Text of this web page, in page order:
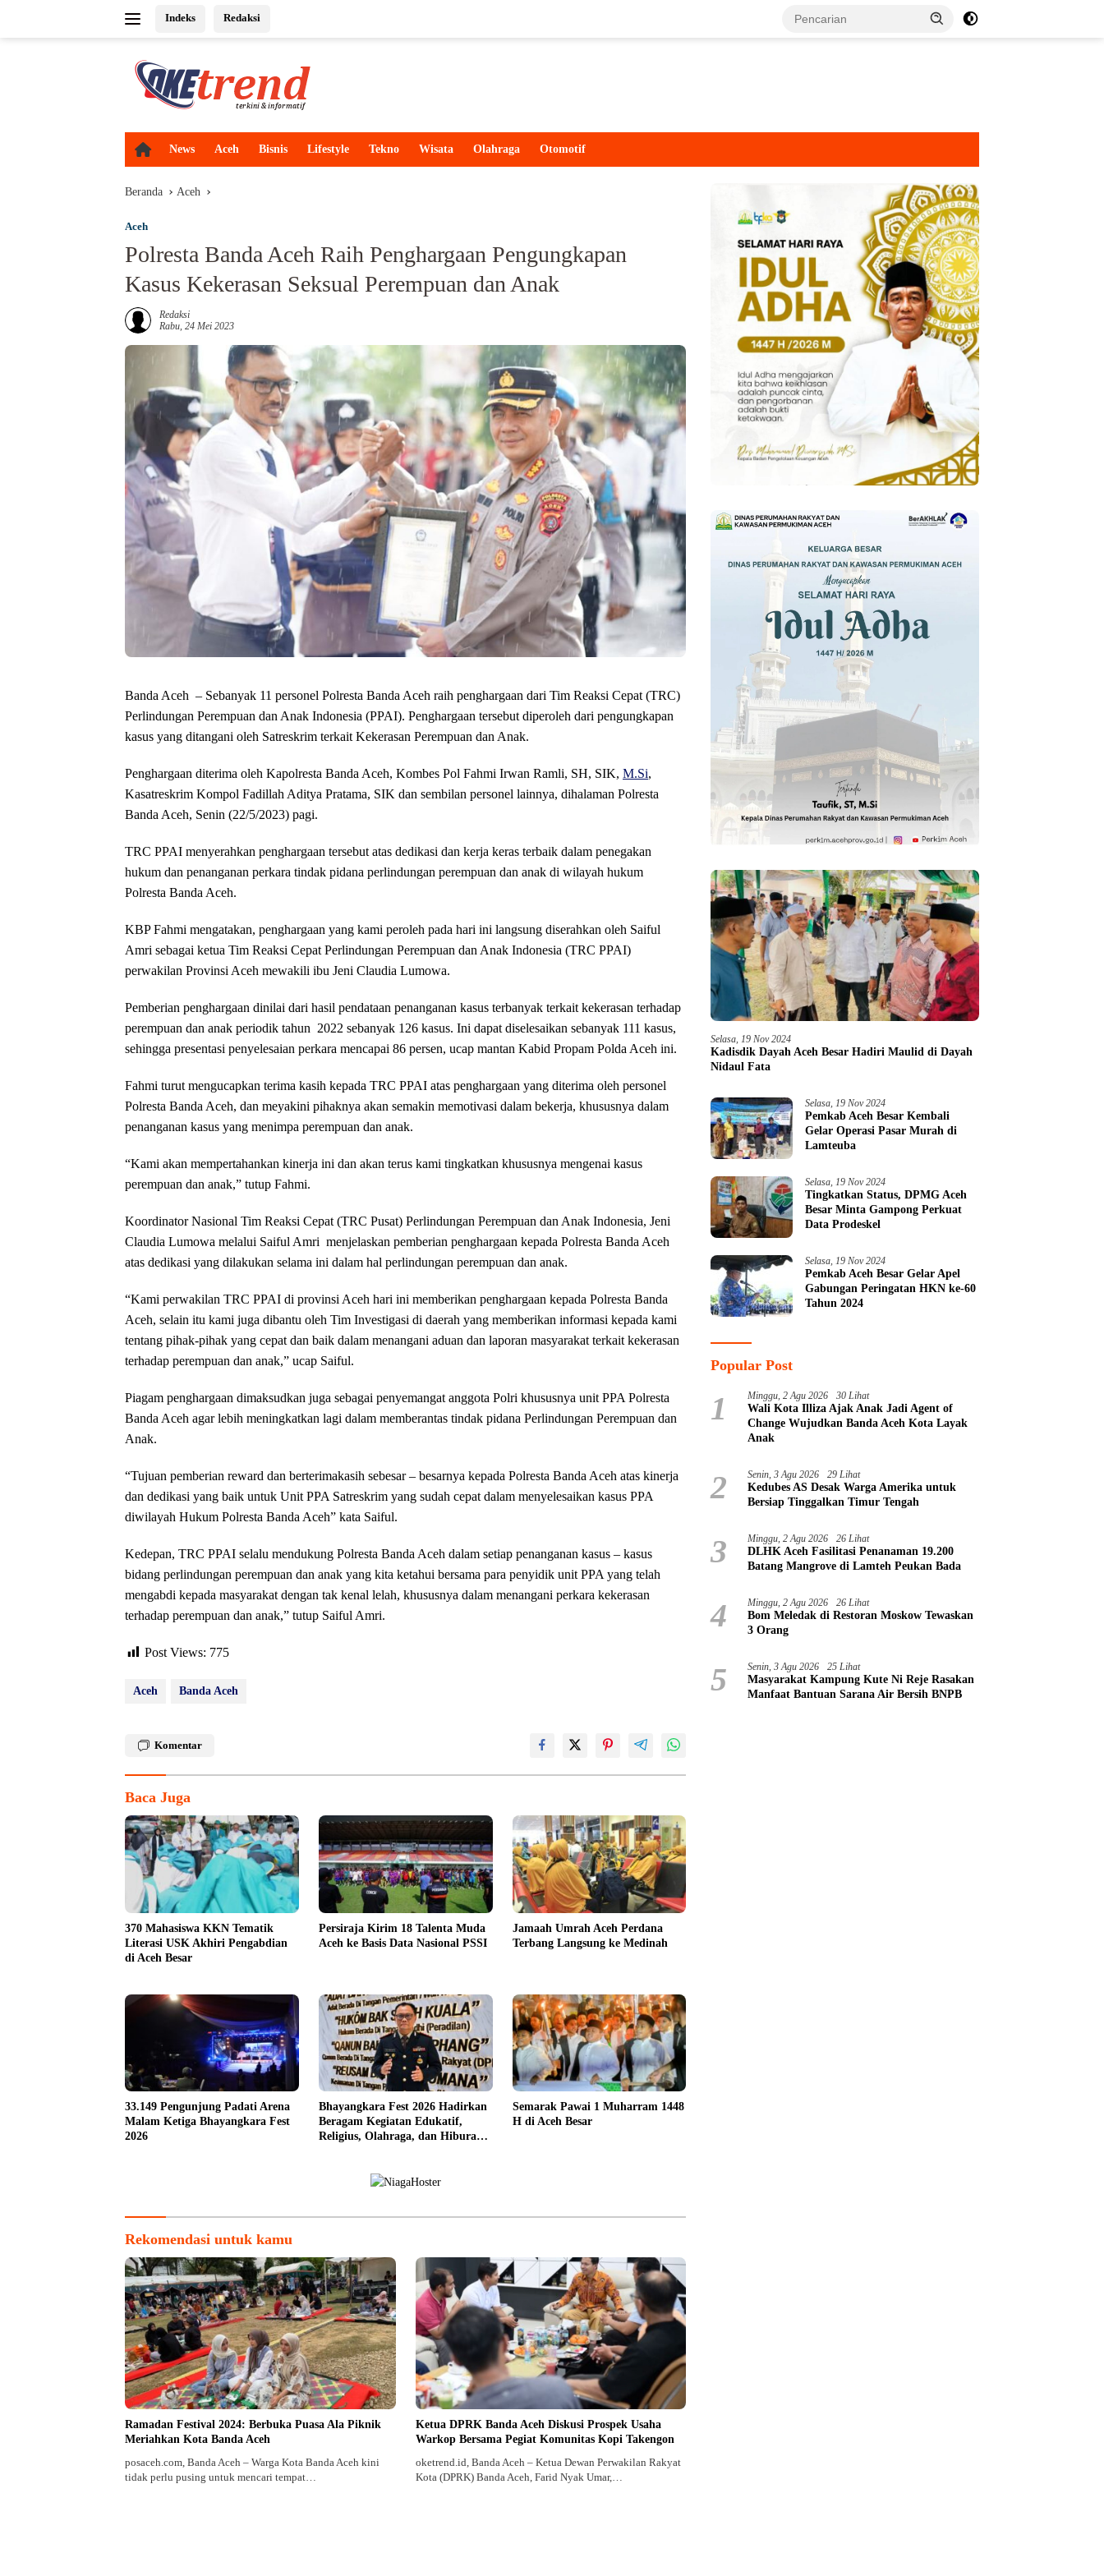
Indeks Redaksi
H
e
News Aceh Bisnis Lifestyle Tekno Wisata Olahraga Otomotif
Beranda Aceh
Aceh
Polresta Banda Aceh Raih Penghargaan Pengungkapan
Kasus Kekerasan Seksual Perempuan dan Anak
Redaksi
Rabu, 24 Mei 2023
Banda Aceh – Sebanyak 11 personel Polresta Banda Aceh raih penghargaan dari Tim Reaksi Cepat (TRC)
Perlindungan Perempuan dan Anak Indonesia (PPAI). Penghargaan tersebut diperoleh dari pengungkapan
kasus yang ditangani oleh Satreskrim terkait Kekerasan Perempuan dan Anak.
Penghargaan diterima oleh Kapolresta Banda Aceh, Kombes Pol Fahmi Irwan Ramli, SH, SIK, M.Si,
Kasatreskrim Kompol Fadillah Aditya Pratama, SIK dan sembilan personel lainnya, dihalaman Polresta
Banda Aceh, Senin (22/5/2023) pagi.
TRC PPAI menyerahkan penghargaan tersebut atas dedikasi dan kerja keras terbaik dalam penegakan
hukum dan penanganan perkara tindak pidana perlindungan perempuan dan anak di wilayah hukum
Polresta Banda Aceh.
KBP Fahmi mengatakan, penghargaan yang kami peroleh pada hari ini langsung diserahkan oleh Saiful
Amri sebagai ketua Tim Reaksi Cepat Perlindungan Perempuan dan Anak Indonesia (TRC PPAI)
perwakilan Provinsi Aceh mewakili ibu Jeni Claudia Lumowa.
Pemberian penghargaan dinilai dari hasil pendataan penanganan kasus terbanyak terkait kekerasan terhadap
perempuan dan anak periodik tahun 2022 sebanyak 126 kasus. Ini dapat diselesaikan sebanyak 111 kasus,
sehingga presentasi penyelesaian perkara mencapai 86 persen, ucap mantan Kabid Propam Polda Aceh ini.
Fahmi turut mengucapkan terima kasih kepada TRC PPAI atas penghargaan yang diterima oleh personel
Polresta Banda Aceh, dan meyakini pihaknya akan semakin memotivasi dalam bekerja, khususnya dalam
penanganan kasus yang menimpa perempuan dan anak.
“Kami akan mempertahankan kinerja ini dan akan terus kami tingkatkan khususnya mengenai kasus
perempuan dan anak,” tutup Fahmi.
Koordinator Nasional Tim Reaksi Cepat (TRC Pusat) Perlindungan Perempuan dan Anak Indonesia, Jeni
Claudia Lumowa melalui Saiful Amri menjelaskan pemberian penghargaan kepada Polresta Banda Aceh
atas dedikasi yang dilakukan selama ini dalam hal perlindungan perempuan dan anak.
“Kami perwakilan TRC PPAI di provinsi Aceh hari ini memberikan penghargaan kepada Polresta Banda
Aceh, selain itu kami juga dibantu oleh Tim Investigasi di daerah yang memberikan informasi kepada kami
tentang pihak-pihak yang cepat dan baik dalam menangani aduan dan laporan masyarakat terkait kekerasan
terhadap perempuan dan anak,” ucap Saiful.
Piagam penghargaan dimaksudkan juga sebagai penyemangat anggota Polri khususnya unit PPA Polresta
Banda Aceh agar lebih meningkatkan lagi dalam memberantas tindak pidana Perlindungan Perempuan dan
Anak.
“Tujuan pemberian reward dan berterimakasih sebesar – besarnya kepada Polresta Banda Aceh atas kinerja
dan dedikasi yang baik untuk Unit PPA Satreskrim yang sudah cepat dalam menyelesaikan kasus PPA
diwilayah Hukum Polresta Banda Aceh” kata Saiful.
Kedepan, TRC PPAI selalu mendukung Polresta Banda Aceh dalam setiap penanganan kasus – kasus
bidang perlindungan perempuan dan anak yang kita ketahui bersama para penyidik unit PPA yang telah
mengabdi kepada masyarakat dengan tak kenal lelah, khususnya dalam menangani perkara kekerasan
terhadap perempuan dan anak,” tutup Saiful Amri.
Post Views: 775
Aceh Banda Aceh
Komentar
Baca Juga
370 Mahasiswa KKN Tematik
Literasi USK Akhiri Pengabdian
di Aceh Besar
Persiraja Kirim 18 Talenta Muda
Aceh ke Basis Data Nasional PSSI
Jamaah Umrah Aceh Perdana
Terbang Langsung ke Medinah
33.149 Pengunjung Padati Arena
Malam Ketiga Bhayangkara Fest
2026
Bhayangkara Fest 2026 Hadirkan
Beragam Kegiatan Edukatif,
Religius, Olahraga, dan Hiburan
Semarak Pawai 1 Muharram 1448
H di Aceh Besar
Rekomendasi untuk kamu
Ramadan Festival 2024: Berbuka Puasa Ala Piknik
Meriahkan Kota Banda Aceh
posaceh.com, Banda Aceh – Warga Kota Banda Aceh kini
tidak perlu pusing untuk mencari tempat…
Ketua DPRK Banda Aceh Diskusi Prospek Usaha
Warkop Bersama Pegiat Komunitas Kopi Takengon
oketrend.id, Banda Aceh – Ketua Dewan Perwakilan Rakyat
Kota (DPRK) Banda Aceh, Farid Nyak Umar,…
Selasa, 19 Nov 2024
Kadisdik Dayah Aceh Besar Hadiri Maulid di Dayah
Nidaul Fata
Selasa, 19 Nov 2024
Pemkab Aceh Besar Kembali
Gelar Operasi Pasar Murah di
Lamteuba
Selasa, 19 Nov 2024
Tingkatkan Status, DPMG Aceh
Besar Minta Gampong Perkuat
Data Prodeskel
Selasa, 19 Nov 2024
Pemkab Aceh Besar Gelar Apel
Gabungan Peringatan HKN ke-60
Tahun 2024
Popular Post
1 Minggu, 2 Agu 2026 30 Lihat
Wali Kota Illiza Ajak Anak Jadi Agent of
Change Wujudkan Banda Aceh Kota Layak
Anak
2 Senin, 3 Agu 2026 29 Lihat
Kedubes AS Desak Warga Amerika untuk
Bersiap Tinggalkan Timur Tengah
3 Minggu, 2 Agu 2026 26 Lihat
DLHK Aceh Fasilitasi Penanaman 19.200
Batang Mangrove di Lamteh Peukan Bada
4 Minggu, 2 Agu 2026 26 Lihat
Bom Meledak di Restoran Moskow Tewaskan
3 Orang
5 Senin, 3 Agu 2026 25 Lihat
Masyarakat Kampung Kute Ni Reje Rasakan
Manfaat Bantuan Sarana Air Bersih BNPB